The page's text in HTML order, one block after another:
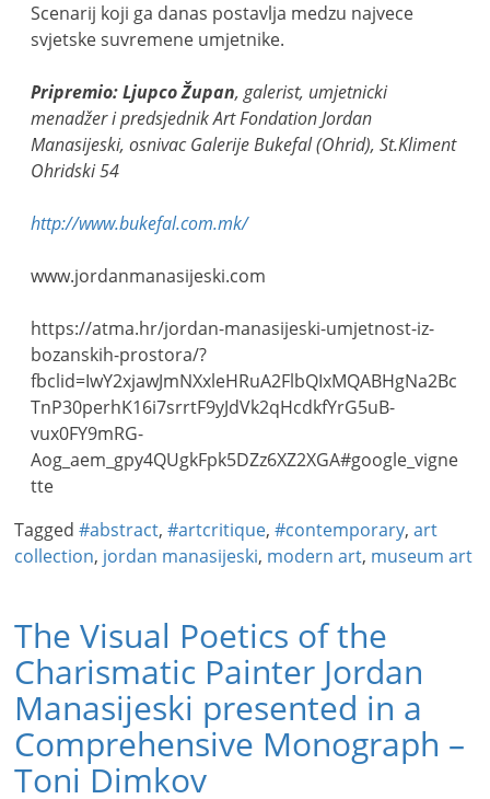
Scenarij koji ga danas postavlja medzu najvece
svjetske suvremene umjetnike.
Pripremio: Ljupco Župan, galerist, umjetnicki
menadžer i predsjednik Art Fondation Jordan
Manasijeski, osnivac Galerije Bukefal (Ohrid), St.Kliment
Ohridski 54
http://www.bukefal.com.mk/
www.jordanmanasijeski.com
https://atma.hr/jordan-manasijeski-umjetnost-iz-
bozanskih-prostora/?
fbclid=IwY2xjawJmNXxleHRuA2FlbQIxMQABHgNa2Bc
TnP30perhK16i7srrtF9yJdVk2qHcdkfYrG5uB-
vux0FY9mRG-
Aog_aem_gpy4QUgkFpk5DZz6XZ2XGA#google_vigne
tte
Tagged#abstract,#artcritique,#contemporary,art
collection, jordan manasijeski, modern art, museum art
The Visual Poetics of the
Charismatic Painter Jordan
Manasijeski presented in a
Comprehensive Monograph –
Toni Dimkov